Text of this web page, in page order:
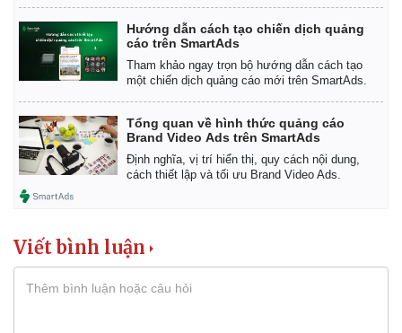
Bất động sản
Thị trường
Hướng dẫn cách tạo chiến dịch quảng
cáo trên SmartAds
Tham khảo ngay trọn bộ hướng dẫn cách tạo
một chiến dịch quảng cáo mới trên SmartAds.
Tổng quan về hình thức quảng cáo
Brand Video Ads trên SmartAds
Định nghĩa, vị trí hiển thị, quy cách nội dung,
cách thiết lập và tối ưu Brand Video Ads.
Viết bình luận